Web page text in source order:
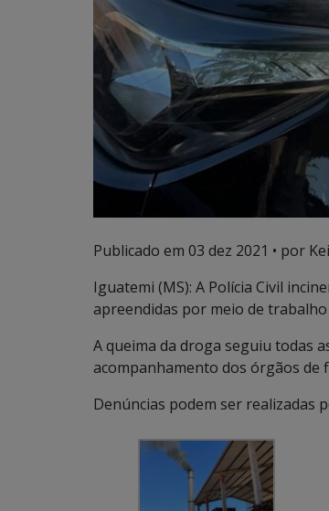
Publicado em 03 dez 2021 • por
Iguatemi (MS): A Polícia Civil
apreendidas por meio de
A queima da droga seguiu todas
acompanhamento dos órgãos de
Denúncias podem ser realizadas